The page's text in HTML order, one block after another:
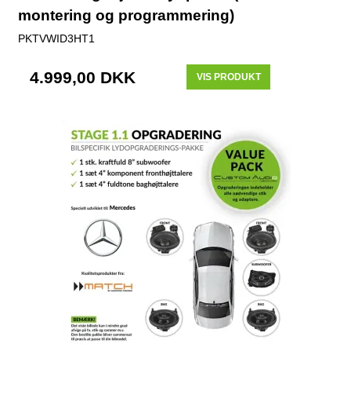
montering og programmering)
PKTVWID3HT1
4.999,00 DKK VIS PRODUKT